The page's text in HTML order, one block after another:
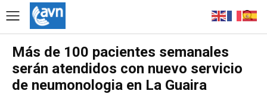
Más de 100 pacientes semanales
serán atendidos con nuevo servicio
de neumonologia en La Guaira